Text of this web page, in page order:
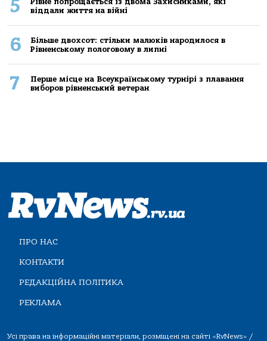
5
віддали життя на війні
6
Більше двохсот: стільки малюків народилося в
Рівненському пологовому в липні
7
Перше місце на Всеукраїнському турнірі з плавання
виборов рівненський ветеран
ПРО НАС
КОНТАКТИ
РЕДАКЦІЙНА ПОЛІТИКА
РЕКЛАМА
Усі права на інформаційні матеріали, розміщені на сайті «RvNews» /